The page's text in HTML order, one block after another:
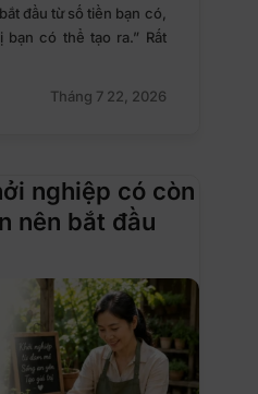
đầu từ số tiền bạn có,
bạn có thể tạo ra.” Rất
Tháng 7 22, 2026
nghiệp có còn
nên bắt đầu